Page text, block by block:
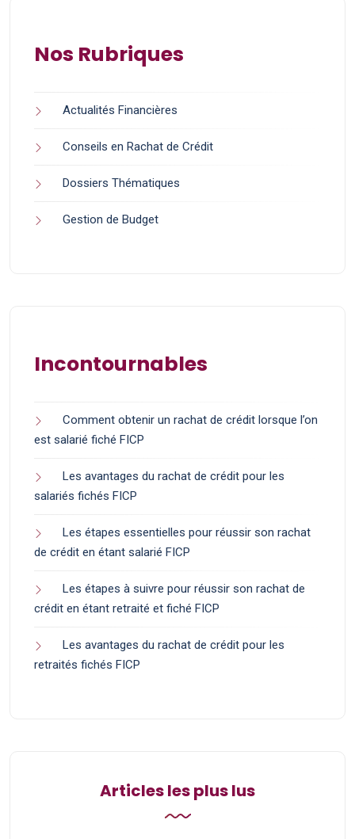
Nos Rubriques
Actualités Financières
Conseils en Rachat de Crédit
Dossiers Thématiques
Gestion de Budget
Incontournables
Comment obtenir un rachat de crédit lorsque l’on
est salarié fiché FICP
Les avantages du rachat de crédit pour les
salariés fichés FICP
Les étapes essentielles pour réussir son rachat
de crédit en étant salarié FICP
Les étapes à suivre pour réussir son rachat de
crédit en étant retraité et fiché FICP
Les avantages du rachat de crédit pour les
retraités fichés FICP
Articles les plus lus